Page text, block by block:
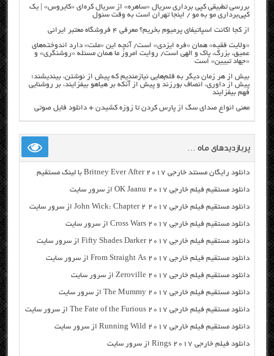
بررسی تطبیقی کپی برداری سریال «ساهره» از سریال کره‌ای «کایروس» | یک
کپی‌برداری مو به مو / اینجا تهران است به وقت سئول
از کجا اکانت اسپاتیفای پرمیوم بخریم؟ معرفی ۴ فروشگاه معتبر ایرانی
«ولایت فقیه» همان «فره ایزدی» است/ آنچه این «ملت» دارد اندوخته‌های
عمیق، بزرگ، پاک و الهی است/ روایت امروز ما همان مسئله «روشنگری» و
«جهاد تبیین» است
بیش از هر زمان دیگر به قلم‌هایی نیازمندیم که پیش از نوشتن، بیندیشند؛
پیش از داوری، انصاف بورزند و پیش از آنکه بر هیاهو بیفزایند، بر روشنایی
فهم بیفزایند
معنی انواع صدای سگ از پارس کردن تا زوزه کشیدن + دانلود فایل صوتی
پربازدیدهای ماه …
دانلود رایگان مسنتد خارجی Britney Ever After 2017 با لینک مستقیم
دانلود مستقیم فیلم خارجی OK Jaanu 2017 از سرور سایت
دانلود مستقیم فیلم خارجی John Wick: Chapter 2 2017 از سرور سایت
دانلود مستقیم فیلم خارجی Cross Wars 2017 از سرور سایت
دانلود مستقیم فیلم خارجی Fifty Shades Darker 2017 از سرور سایت
دانلود مستقیم فیلم خارجی From Straight As 2017 از سرور سایت
دانلود مستقیم فیلم خارجی Zeroville 2017 از سرور سایت
دانلود مستقیم فیلم خارجی The Mummy 2017 از سرور سایت
دانلود مستقیم فیلم خارجی The Fate of the Furious 2017 از سرور سایت
دانلود مستقیم فیلم خارجی Running Wild 2017 از سرور سایت
دانلود فیلم خارجی Rings 2017 از سرور سایت